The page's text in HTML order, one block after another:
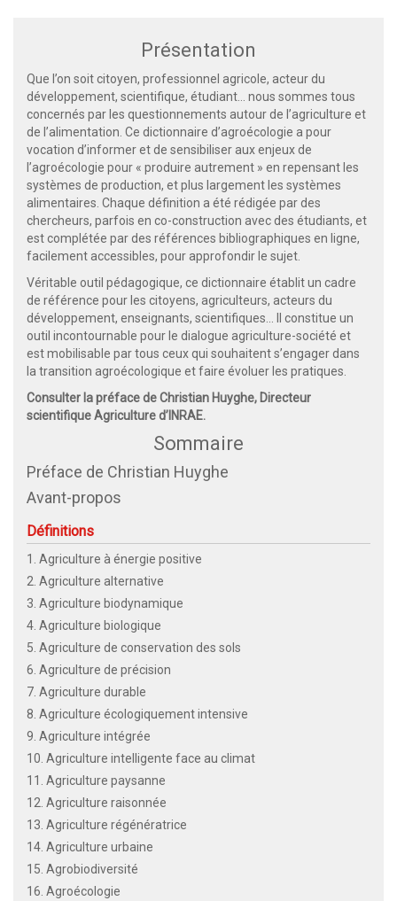
Présentation
Que l’on soit citoyen, professionnel agricole, acteur du
développement, scientifique, étudiant… nous sommes tous
concernés par les questionnements autour de l’agriculture et
de l’alimentation. Ce dictionnaire d’agroécologie a pour
vocation d’informer et de sensibiliser aux enjeux de
l’agroécologie pour « produire autrement » en repensant les
systèmes de production, et plus largement les systèmes
alimentaires. Chaque définition a été rédigée par des
chercheurs, parfois en co-construction avec des étudiants, et
est complétée par des références bibliographiques en ligne,
facilement accessibles, pour approfondir le sujet.
Véritable outil pédagogique, ce dictionnaire établit un cadre
de référence pour les citoyens, agriculteurs, acteurs du
développement, enseignants, scientifiques... Il constitue un
outil incontournable pour le dialogue agriculture-société et
est mobilisable par tous ceux qui souhaitent s’engager dans
la transition agroécologique et faire évoluer les pratiques.
Consulter la préface de Christian Huyghe, Directeur
scientifique Agriculture d’INRAE.
Sommaire
Préface de Christian Huyghe
Avant-propos
Définitions
1. Agriculture à énergie positive
2. Agriculture alternative
3. Agriculture biodynamique
4. Agriculture biologique
5. Agriculture de conservation des sols
6. Agriculture de précision
7. Agriculture durable
8. Agriculture écologiquement intensive
9. Agriculture intégrée
10. Agriculture intelligente face au climat
11. Agriculture paysanne
12. Agriculture raisonnée
13. Agriculture régénératrice
14. Agriculture urbaine
15. Agrobiodiversité
16. Agroécologie